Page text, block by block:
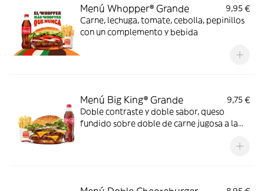
Menú Whopper® Grande
9,95 €
Carne, lechuga, tomate, cebolla, pepinillos
con un complemento y bebida
Menú Big King® Grande
9,75 €
Doble contraste y doble sabor, queso
fundido sobre doble de carne jugosa a la
bañados en exquisita salsa Big King entre